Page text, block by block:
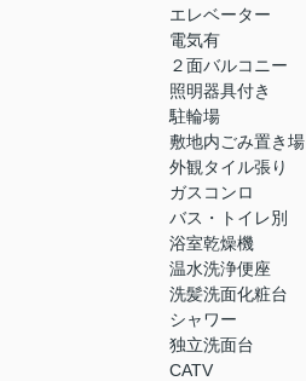
エレベーター
電気有
２面バルコニー
照明器具付き
駐輪場
敷地内ごみ置き場
外観タイル張り
ガスコンロ
バス・トイレ別
浴室乾燥機
温水洗浄便座
洗髪洗面化粧台
シャワー
独立洗面台
CATV